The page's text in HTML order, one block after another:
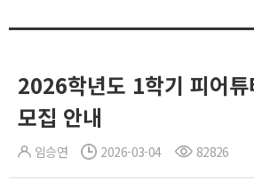
2026학년도 1학기 피어
모집 안내
임승연 2026-03-04 82826